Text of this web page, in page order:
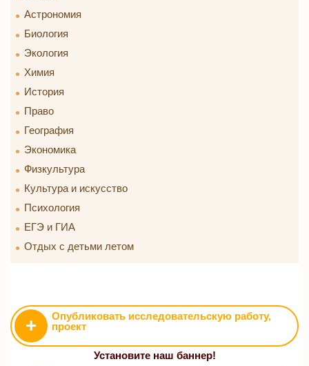
Астрономия
Биология
Экология
Химия
История
Право
География
Экономика
Физкультура
Культура и искусство
Психология
ЕГЭ и ГИА
Отдых с детьми летом
+
Опубликовать исследовательскую работу,
проект
Установите наш баннер!